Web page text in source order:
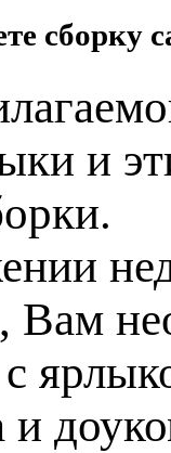
сборку
и
Вам
и